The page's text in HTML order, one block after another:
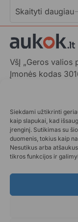
Siekdami užtikrinti
kaip slapukai, kad
įrenginį. Sutikimas su
duomenis, tokius kaip
Nesutikus arba
tikros funkcijos ir
Skaityti daugiau
VšĮ „Geros valios
Įmonės kodas
LT-01103 Vilnius,
+370 602 31001,
+370 698 24305
Kontaktai
Aukok.lt taisyklės